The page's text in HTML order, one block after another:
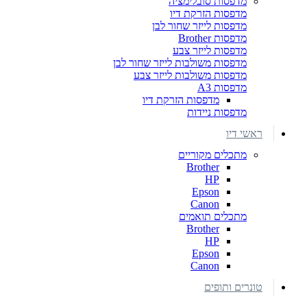
מדפסות הזרקת דיו
מדפסות לייזר שחור לבן
מדפסות Brother
מדפסות לייזר צבע
מדפסות משולבות לייזר שחור לבן
מדפסות משולבות לייזר צבע
מדפסות A3
מדפסות הזרקת דיו
מדפסות ניידות
ראשי דיו
מתכלים מקוריים
Brother
HP
Epson
Canon
מתכלים תואמים
Brother
HP
Epson
Canon
טונרים ותופים